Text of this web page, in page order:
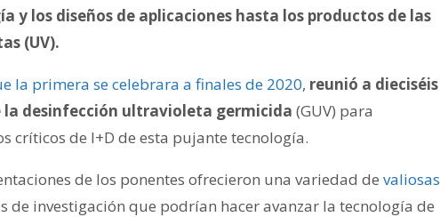
y los diseños de aplicaciones hasta los productos de las
(UV).
la primera se celebrara a finales de 2020, reunió a dieciséis
la desinfección ultravioleta germicida (GUV) para
críticos de I+D de esta pujante tecnología.
de los ponentes ofrecieron una variedad de valiosas
de investigación que podrían hacer avanzar la tecnología de